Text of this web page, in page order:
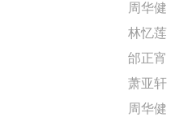
周华健
林忆莲
邰正宵
萧亚轩
周华健